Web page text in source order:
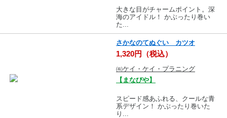
大きな目がチャームポイント。深
海のアイドル！ かぶったり巻い
た...
さかなのてぬぐい カツオ
1,320円（税込）
㈲ケイ・ケイ・プラニング
【まなびや】
スピード感あふれる、クールな青
系デザイン！ かぶったり巻いた
り...